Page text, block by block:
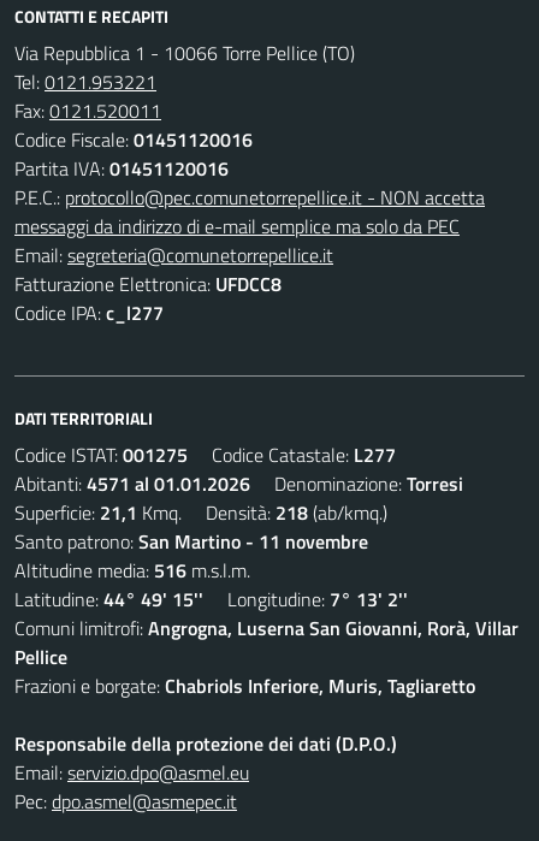
CONTATTI E RECAPITI
Via Repubblica 1 - 10066 Torre Pellice (TO)
Tel:0121.953221
Fax:0121.520011
Codice Fiscale:01451120016
Partita IVA:01451120016
P.E.C.: protocollo@pec.comunetorrepellice.it - NON accetta
messaggi da indirizzo di e-mail semplice ma solo da PEC
Email:segreteria@comunetorrepellice.it
Fatturazione Elettronica: UFDCC8
Codice IPA:c_l277
DATI TERRITORIALI
Codice ISTAT:001275 Codice Catastale: L277
Abitanti:4571 al 01.01.2026 Denominazione:Torresi
Superficie: 21,1 Kmq. Densità: 218(ab/kmq.)
Santo patrono:San Martino - 11 novembre
Altitudine media: 516 m.s.l.m.
Latitudine:44° 49' 15'' Longitudine: 7° 13' 2''
Comuni limitrofi:Angrogna, Luserna San Giovanni, Rorà, Villar
Pellice
Frazioni e borgate:Chabriols Inferiore, Muris, Tagliaretto
Responsabile della protezione dei dati (D.P.O.)
Email:servizio.dpo@asmel.eu
Pec:dpo.asmel@asmepec.it